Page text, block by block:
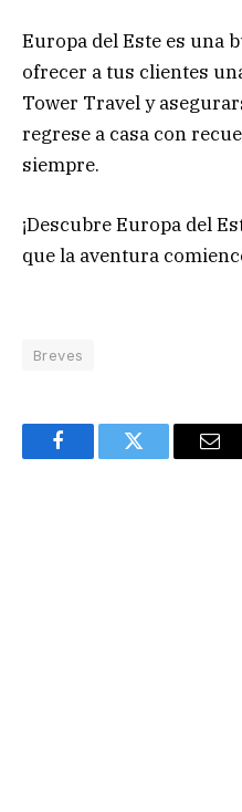
Europa del Este es una
ofrecer a tus clientes
Tower Travel y
regrese a casa con
siempre.
¡Descubre Europa del
que la aventura
Breves
FacebookTwitter